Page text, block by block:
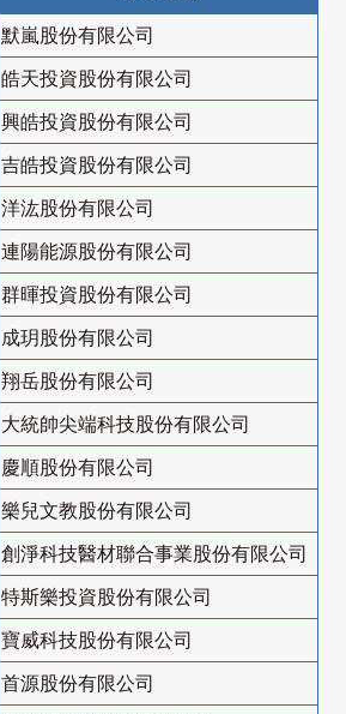
默嵐股份有限公司
皓天投資股份有限公司
興皓投資股份有限公司
吉皓投資股份有限公司
洋汯股份有限公司
連陽能源股份有限公司
群暉投資股份有限公司
成玥股份有限公司
翔岳股份有限公司
大統帥尖端科技股份有限公司
慶順股份有限公司
樂兒文教股份有限公司
創淨科技醫材聯合事業股份有限公司
特斯樂投資股份有限公司
寶威科技股份有限公司
首源股份有限公司